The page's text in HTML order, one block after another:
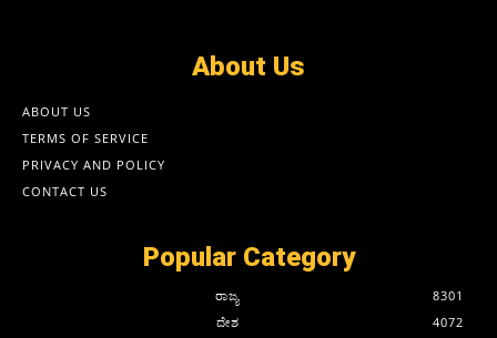
About Us
ABOUT US
TERMS OF SERVICE
PRIVACY AND POLICY
CONTACT US
Popular Category
ರಾಜ್ಯ
8301
ದೇಶ
4072